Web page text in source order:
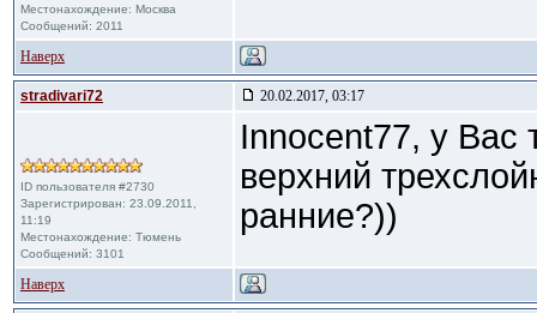
Местонахождение: Москва
Сообщений: 2011
Наверх
stradivari72 20.02.2017, 03:17
ID пользователя #2730
Зарегистрирован: 23.09.2011,
11:19
Местонахождение: Тюмень
Сообщений: 3101
Innocent77, у Вас
верхний
ранние?))
Наверх